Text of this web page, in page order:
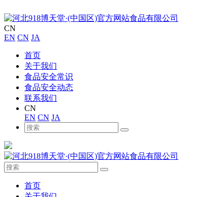
CN
EN CN JA
首页
关于我们
食品安全常识
食品安全动态
联系我们
CN
EN CN JA
首页